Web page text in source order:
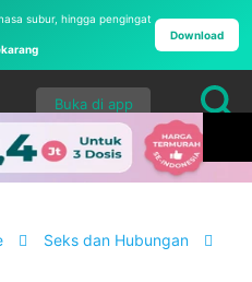
subur, hingga pengingat
Download
Buka di app
Seks dan Hubungan